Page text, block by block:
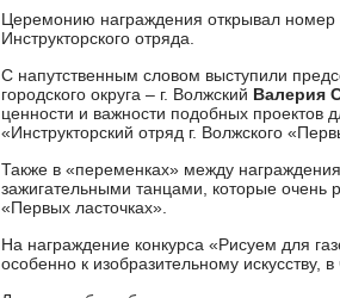
Церемонию награждения открывал
Инструкторского отряда.
С напутственным словом выступили
городского округа – г. Волжский Валерия
ценности и важности подобных проектов
«Инструкторский отряд г. Волжского
Также в «переменках» между
зажигательными танцами, которые очень
«Первых ласточках».
На награждение конкурса «Рисуем для
особенно к изобразительному искусству,